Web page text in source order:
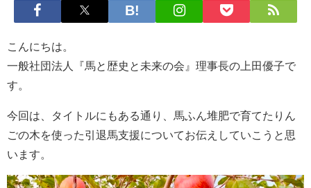
こんにちは。
一般社団法人『馬と歴史と未来の会』理事長の上田優子で
す。
今回は、タイトルにもある通り、馬ふん堆肥で育てたりん
ごの木を使った引退馬支援についてお伝えしていこうと思
います。